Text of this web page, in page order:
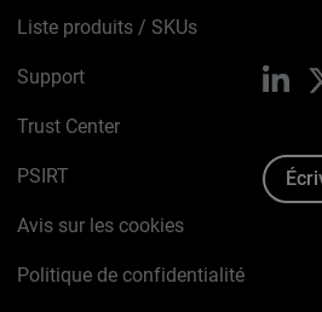
Liste produits / SKUs
Support
Trust Center
PSIRT
Avis sur les cookies
Politique de confidentialité